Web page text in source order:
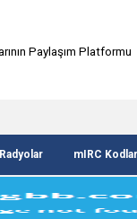
Radyolar mIRC Kodlar